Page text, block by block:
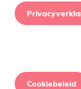
Cookiebeleid